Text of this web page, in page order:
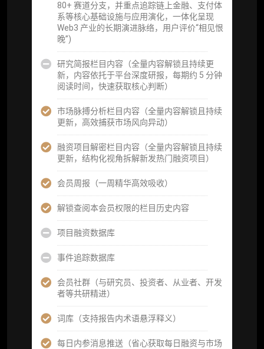
80+ 赛道分支，并重点追踪链上金融、支付体
系等核心基础设施与应用演化，一体化呈现
Web3 产业的长期演进脉络，用户评价“相见恨
晚”)
研究简报栏目内容（全量内容解锁且持续更
新，内容依托于平台深度研报，每期约 5 分钟
阅读时间，快速获取核心判断）
市场脉搏分析栏目内容（全量内容解锁且持续
更新，高效捕获市场风向异动）
融资项目解密栏目内容（全量内容解锁且持续
更新，结构化视角拆解新发热门融资项目）
会员周报（一周精华高效吸收）
解锁查阅本会员权限的栏目历史内容
项目融资数据库
事件追踪数据库
会员社群（与研究员、投资者、从业者、开发
者等共研精进）
词库（支持报告内术语悬浮释义）
每日内参消息推送（省心获取每日融资与市场
分析师专属答疑服务（3 次提问，话题需审
核）
查阅分析师答疑精华汇总栏目（精选高价值沉
机构专属社群（与业内高管、机构、基金等共
研精进）
可下载报告 PDF 版（18 次/年）
数据库产品 CSV 下载(可根据请求“全量”提
供，2次/年)
研究报告栏目内容 (所有项目、叙事与赛道系
列研报全量解锁且每周上新，研究版图已覆盖
系等核心基础设施与应用演化，一体化呈现
Web3 产业的长期演进脉络，用户评价“相见恨
晚”)
研究简报栏目内容（内容依托于研报，快速获
取研究对象核心判断）
市场脉搏分析、融资项目解密栏目内容（持续
更新，市场热点与热门融资项目轻松捕获）
项目融资数据库